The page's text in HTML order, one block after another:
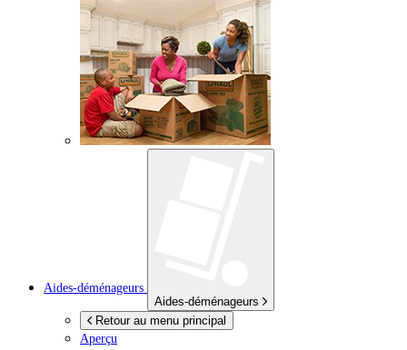
Aides-déménageurs
Aides-déménageurs
Retour au menu principal
Aperçu